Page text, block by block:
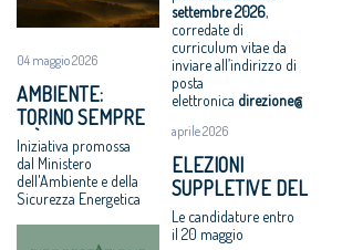
2018
VIII Congresso
CNAPPC 2018.
luglio 2018
studio
caravatti_carav
atti il Premio
architetto
Assegnati
premi
Architetto
italiano e
talento 2017
Periferie, la
nuova identità
di 10 aree
degradate
Architetti:
'Comune e
Stato, svilito
interesse
pubblico'
04 maggio 2026
AMBIENTE:
TORINO SEMPRE
PIÙ GREEN CON
“RIFORESTAZIONE”
Iniziativa promossa
dal Ministero
dell'Ambiente e della
Sicurezza Energetica
settembre 2026,
corredate di
curriculum vitae da
inviare all’indirizzo di
posta
elettronica
aprile 2026
ELEZIONI
SUPPLETIVE DEL
CNAPPC: LE
VOTAZIONI IL 9
Le candidature entro
il 20 maggio